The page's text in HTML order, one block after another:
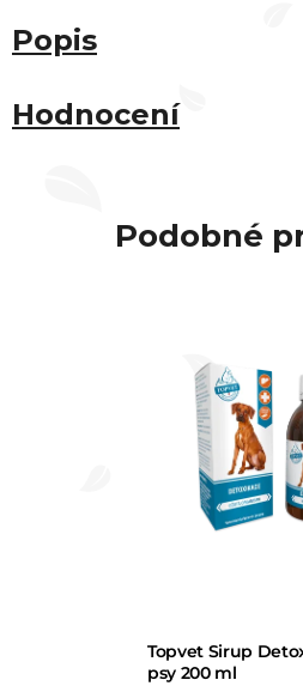
Popis
Hodnocení
Podobné
Topvet Sirup
psy 200 ml